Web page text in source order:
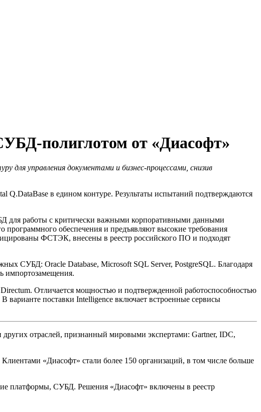
полиглотом от «Диасофт»
управления документами и бизнес-процессами, снизив
Q.DataBase в едином контуре. Результаты испытаний подтверждаются
для работы с критически важными корпоративными данными
программного обеспечения и предъявляют высокие требования
ФСТЭК, внесены в реестр российского ПО и подходят
СУБД: Oracle Database, Microsoft SQL Server, PostgreSQL. Благодаря
импортозамещения.
Отличается мощностью и подтвержденной работоспособностью
варианте поставки Intelligence включает встроенные сервисы
отраслей, признанный мировыми экспертами: Gartner, IDC,
«Диасофт» стали более 150 организаций, в том числе больше
платформы, СУБД. Решения «Диасофт» включены в реестр